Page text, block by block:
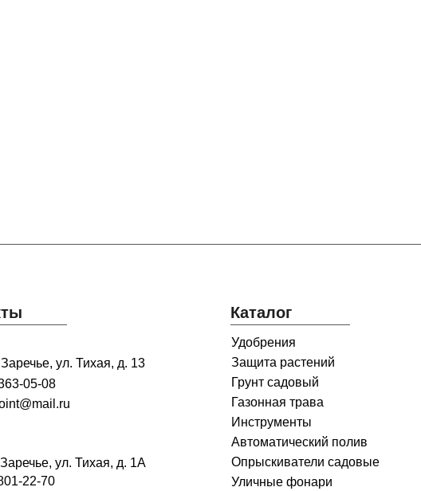
Каталог
05-08
ул. Тихая, д. 1А
ул. Тихая, д. 13
22-70
Удобрения
Защита растений
Грунт садовый
Газонная трава
Инструменты
Автоматический полив
Опрыскиватели садовые
Уличные фонари